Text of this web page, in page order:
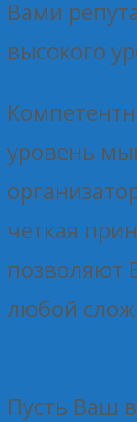
Вами
высокого
уровень
четкая
позволяют
любой
Пусть Ваш